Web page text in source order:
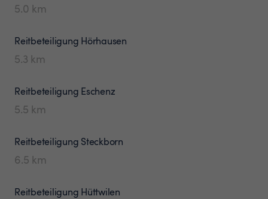
5.0 km
Reitbeteiligung Hörhausen
5.3 km
Reitbeteiligung Eschenz
5.5 km
Reitbeteiligung Steckborn
6.5 km
Reitbeteiligung Hüttwilen